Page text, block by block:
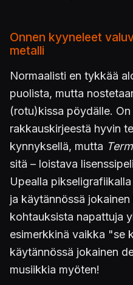
Onnen kyyneleet
metalli
Normaalisti en tykkää
puolista, mutta
(rotu)kissa pöydälle.
rakkauskirjeestä hyvin
kynnyksellä, mutta
sitä – loistava lisenssipeli
Upealla
ja käytännössä
kohtauksista napattuja
esimerkkinä vaikka "se
käytännössä jokainen
musiikkia myöten!